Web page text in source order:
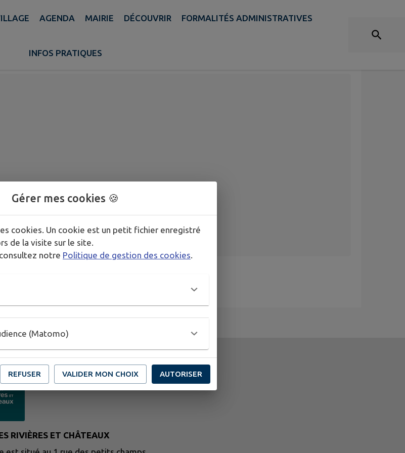
AGENDA MAIRIE DÉCOUVRIR FORMALITÉS ADMINISTRATIVES
INFOS PRATIQUES
ORDINAIRE DU CONSEIL
RIVIÈRES ET CHÂTEAUX
Gérer mes cookies 🍪
cookies. Un cookie est un petit fichier enregistré
de la visite sur le site.
notre Politique de gestion des cookies
(Matomo)
REFUSER VALIDER MON CHOIX AUTORISER